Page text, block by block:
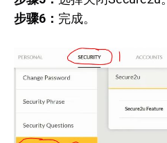
步骤6： 完成。